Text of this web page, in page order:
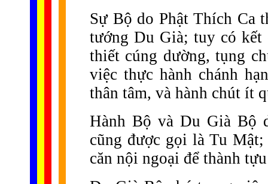
Sự Bộ do Phật Thích Ca
tướng Du Già; tuy có kết
thiết cúng dường, tụng
việc thực hành chánh
thân tâm, và hành chút ít
Hành Bộ và Du Già Bộ
cũng được gọi là Tu
căn nội ngoại để thành